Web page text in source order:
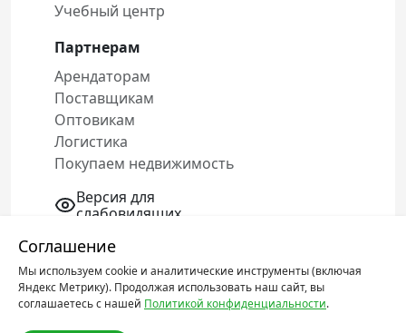
Соглашение
Мы используем cookie и аналитические инструменты (включая
Яндекс Метрику). Продолжая использовать наш сайт, вы
соглашаетесь с нашей Политикой конфиденциальности.
Учебный центр
Партнерам
Арендаторам
Поставщикам
Оптовикам
Логистика
Покупаем недвижимость
Версия для
слабовидящих
Политика конфиденциальности
Соглашение об обработке персональных
данных